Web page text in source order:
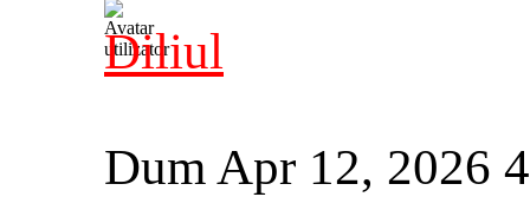
Diliul
Dum Apr 12, 2026